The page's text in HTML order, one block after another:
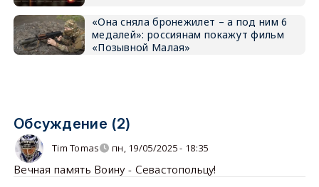
«Она сняла бронежилет – а под ним 6
медалей»: россиянам покажут фильм
«Позывной Малая»
Обсуждение (2)
Tim Tomas пн, 19/05/2025 - 18:35
Вечная память Воину - Севастопольцу!